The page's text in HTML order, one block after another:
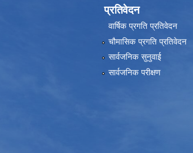
प्रतिवेदन
वार्षिक प्रगति प्रतिवेदन
चौमासिक प्रगति प्रतिवेदन
सार्वजनिक सुनुवाई
सार्वजनिक परीक्षण